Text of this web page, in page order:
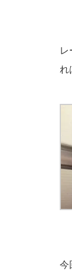
レ
れ
今